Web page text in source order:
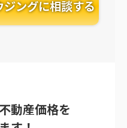
ングに相談する
動産価格を